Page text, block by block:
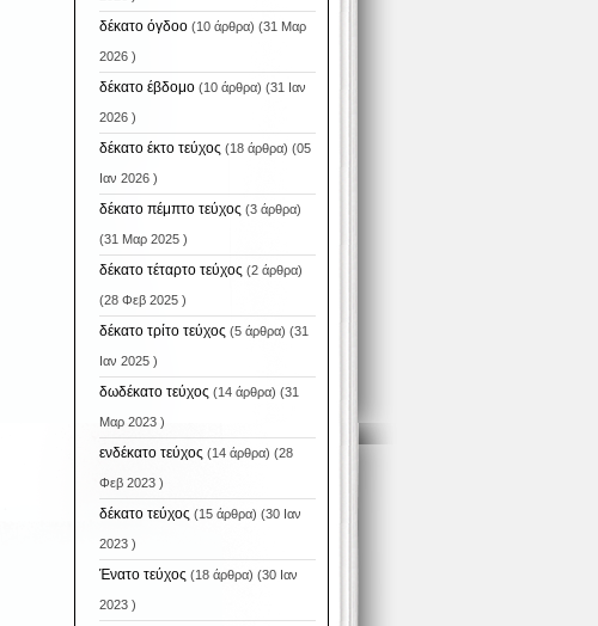
δέκατο όγδοο(10 άρθρα) (31 Μαρ
2026 )
δέκατο έβδομο(10 άρθρα) (31 Ιαν
2026 )
δέκατο έκτο τεύχος (18 άρθρα) (05
Ιαν 2026 )
δέκατο πέμπτο τεύχος (3 άρθρα)
(31 Μαρ 2025 )
δέκατο τέταρτο τεύχος (2 άρθρα)
(28 Φεβ 2025 )
δέκατο τρίτο τεύχος (5 άρθρα) (31
Ιαν 2025 )
δωδέκατο τεύχος (14 άρθρα) (31
Μαρ 2023 )
ενδέκατο τεύχος (14 άρθρα) (28
Φεβ 2023 )
δέκατο τεύχος (15 άρθρα) (30 Ιαν
2023 )
Ένατο τεύχος (18 άρθρα) (30 Ιαν
2023 )